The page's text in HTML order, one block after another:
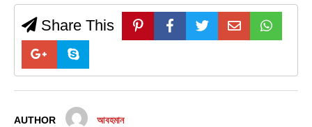
Share This
AUTHOR আবহমান